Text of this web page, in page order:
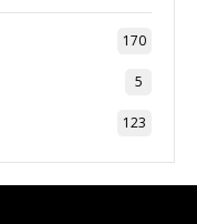
170
5
123